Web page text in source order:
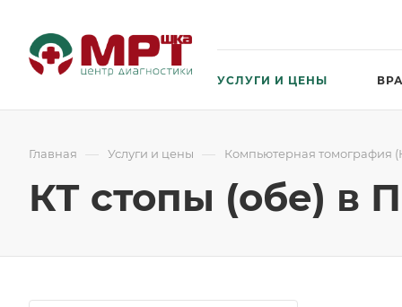
УСЛУГИ И ЦЕНЫ
Главная — Услуги и цены — Компьютерная томография
КТ стопы (обе) в